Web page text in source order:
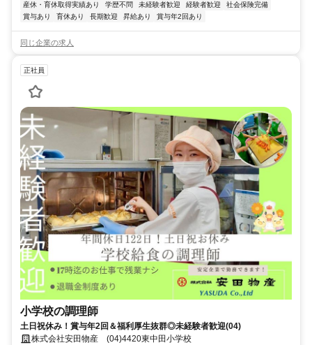
産休・育休取得実績あり
学歴不問 未経験者歓迎 経験者歓迎
社会保険完備
賞与あり
育休あり 長期歓迎 昇給あり 賞与年2回あり
同じ企業の求人
正社員
小学校の調理師
土日祝休み！賞与年2回＆福利厚生抜群◎未経験者歓迎(04)
株式会社安田物産 (04)4420東中田小学校